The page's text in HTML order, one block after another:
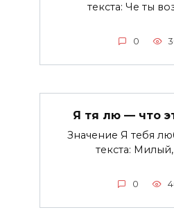
текста: Че ты
0
Я тя лю — что
Значение Я тебя
текста:
0